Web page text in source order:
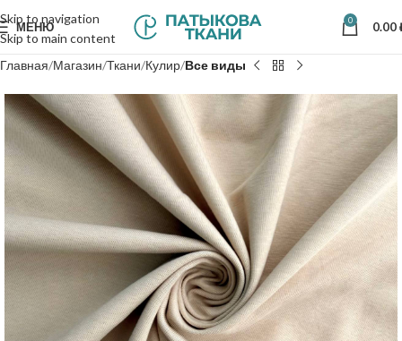
Skip to navigation
Skip to main content
МЕНЮ 0 0.00
Главная Магазин Ткани Кулир Все виды